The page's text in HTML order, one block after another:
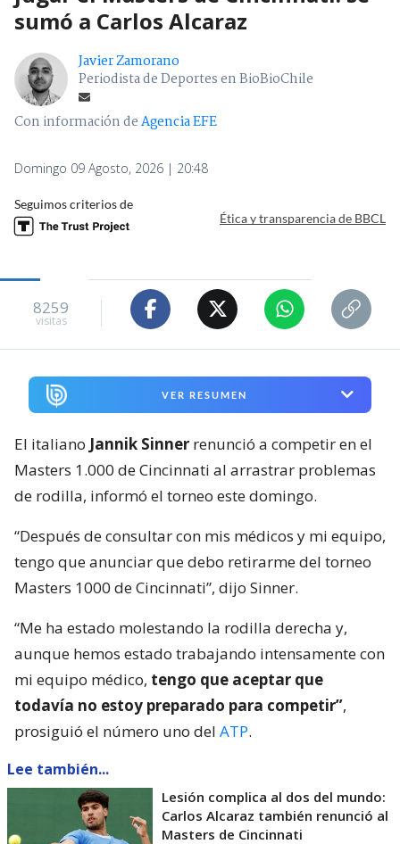
sumó a Carlos Alcaraz
Javier Zamorano
Periodista de Deportes en BioBioChile
Con información deAgencia EFE
Domingo 09 Agosto, 2026 | 20:48
Seguimos criterios de
Ética y transparencia de BBCL
8259
visitas
VER RESUMEN
El italiano Jannik Sinner renunció a competir en el
Masters 1.000 de Cincinnati al arrastrar problemas
de rodilla, informó el torneo este domingo.
“Después de consultar con mis médicos y mi equipo,
tengo que anunciar que debo retirarme del torneo
Masters 1000 de Cincinnati”, dijo Sinner.
“Me ha estado molestando la rodilla derecha y,
aunque hemos estado trabajando intensamente con
mi equipo médico, tengo que aceptar que
todavía no estoy preparado para competir”,
prosiguió el número uno del ATP.
Lee también...
Lesión complica al dos del mundo:
Carlos Alcaraz también renunció al
Masters de Cincinnati